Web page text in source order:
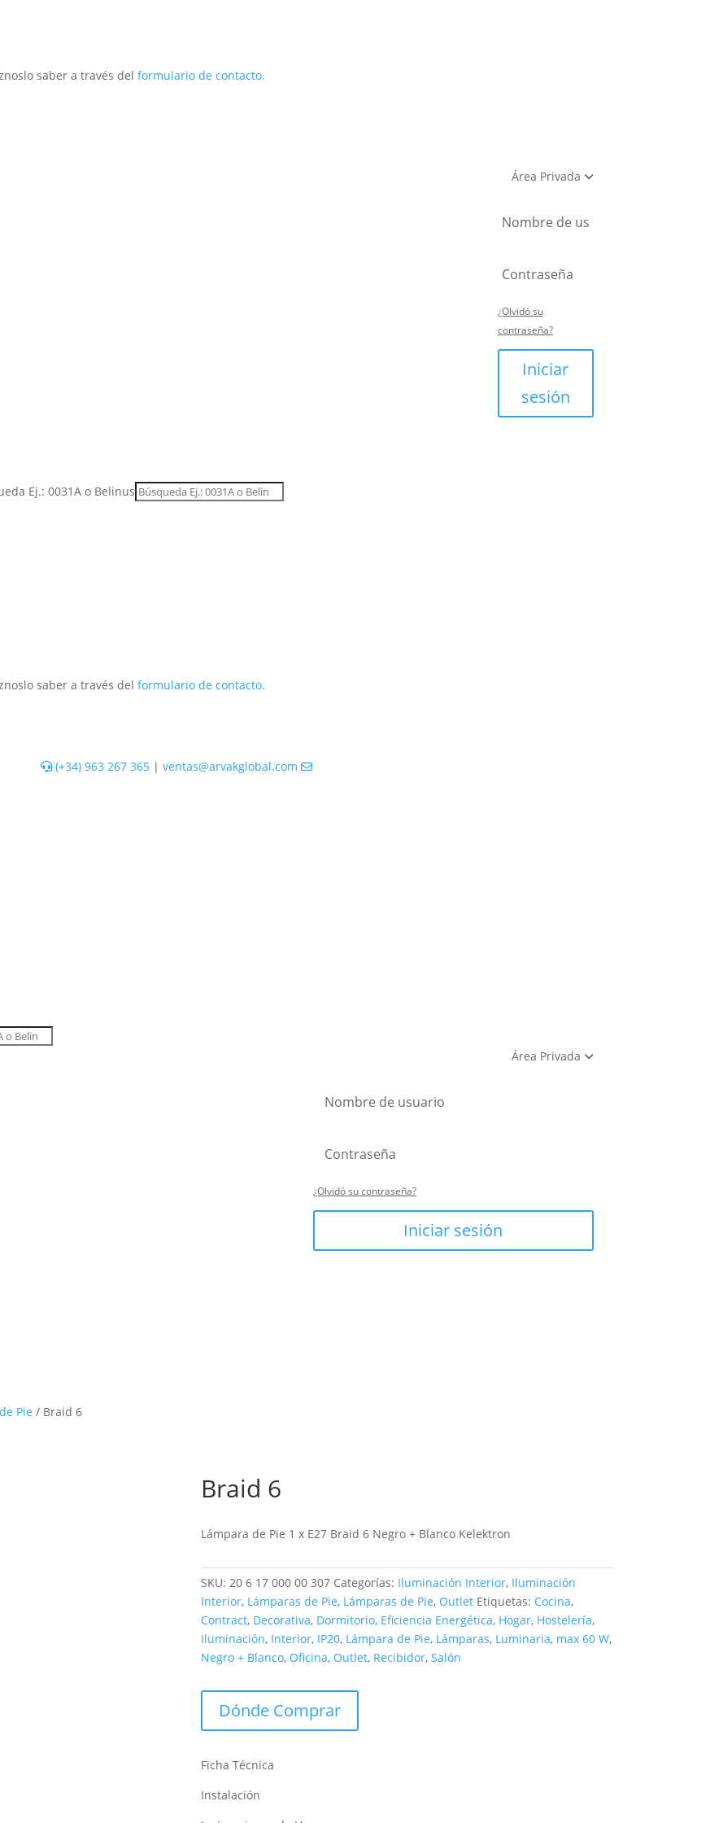
saber a través delformulario de contacto.
Área Privada
¿Olvidó su
contraseña?
Iniciar
sesión
Ej.: 0031A o Belinus
saber a través delformulario de contacto.
(+34) 963 267 365 | ventas@arvakglobal.com
Área Privada
¿Olvidó su contraseña?
Iniciar sesión
Pie / Braid 6
Braid 6
Lámpara de Pie 1 x E27 Braid 6 Negro + Blanco Kelektron
SKU: 20 6 17 000 00 307 Categorías: Iluminación Interior, Iluminación
Interior, Lámparas de Pie, Lámparas de Pie, Outlet Etiquetas: Cocina,
Contract, Decorativa, Dormitorio, Eficiencia Energética, Hogar, Hostelería,
Iluminación, Interior, IP20, Lámpara de Pie, Lámparas, Luminaria, max 60 W,
Negro + Blanco, Oficina, Outlet, Recibidor, Salón
Dónde Comprar
Ficha Técnica
Instalación